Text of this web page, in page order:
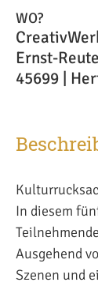
WO?
Ernst-
45699 |
In diesem
Ausgehend
Szenen und